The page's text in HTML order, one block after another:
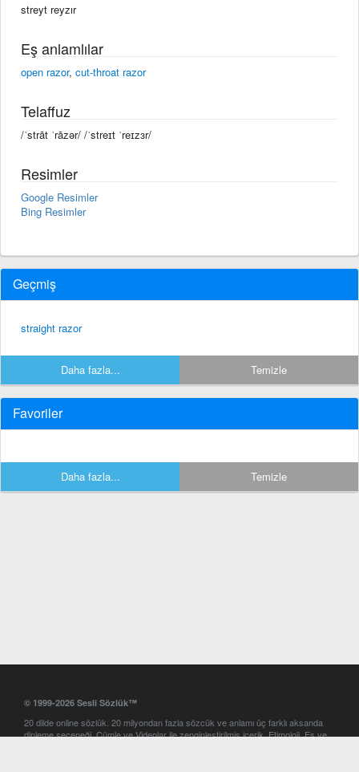
streyt reyzır
Eş anlamlılar
open razor, cut-throat razor
Telaffuz
/ˈstrāt ˈrāzər/ /ˈstreɪt ˈreɪzɜr/
Resimler
Google Resimler
Bing Resimler
Geçmiş
straight razor
Daha fazla... Temizle
Favoriler
Daha fazla... Temizle
© 1999-2026 Sesli Sözlük™
20 dilde online sözlük. 20 milyondan fazla sözcük ve anlamı üç farklı aksanda
dinleme seçeneği. Cümle ve Videolar ile zenginleştirilmiş içerik. Etimoloji, Eş ve